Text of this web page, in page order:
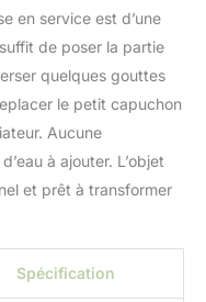
en service est d’une
de poser la partie
quelques gouttes
le petit capuchon
Aucune
à ajouter. L’objet
et prêt à transformer
Spécification